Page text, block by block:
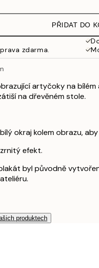
PŘIDAT DO
zdarma.
artyčoky na
na dřevěném stole.
okraj kolem obrazu,
efekt.
byl původně
produktech